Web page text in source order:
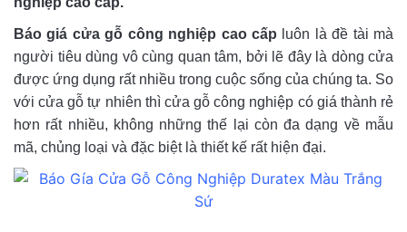
Báo giá cửa gỗ công nghiệp cao cấp
luôn là đề tài mà
người tiêu dùng vô cùng quan tâm, bởi lẽ đây là dòng cửa
được ứng dụng rất nhiều trong cuộc sống của chúng ta. So
với cửa gỗ tự nhiên thì cửa gỗ công nghiệp có giá thành rẻ
hơn rất nhiều, không những thế lại còn đa dạng về mẫu
mã, chủng loại và đặc biệt là thiết kế rất hiện đại.